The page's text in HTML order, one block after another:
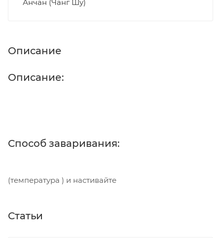
Анчан (Чанг Шу)
Описание
Описание:
Способ заваривания:
(температура ) и настивайте
Статьи